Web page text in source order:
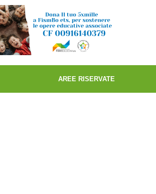
AREE RISERVATE